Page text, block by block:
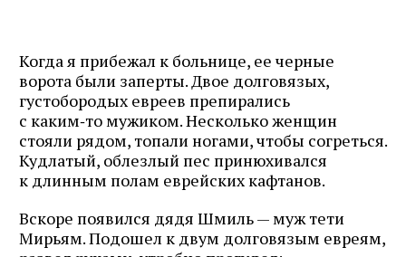
Когда я прибежал к больнице, ее черные
ворота были заперты. Двое долговязых,
густобородых евреев препирались
с каким‑то мужиком. Несколько женщин
стояли рядом, топали ногами, чтобы согреться.
Кудлатый, облезлый пес принюхивался
к длинным полам еврейских кафтанов.
Вскоре появился дядя Шмиль — муж тети
Мирьям. Подошел к двум долговязым евреям,